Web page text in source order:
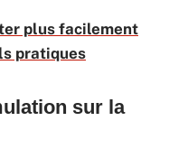
plus facilement
pratiques
sur la